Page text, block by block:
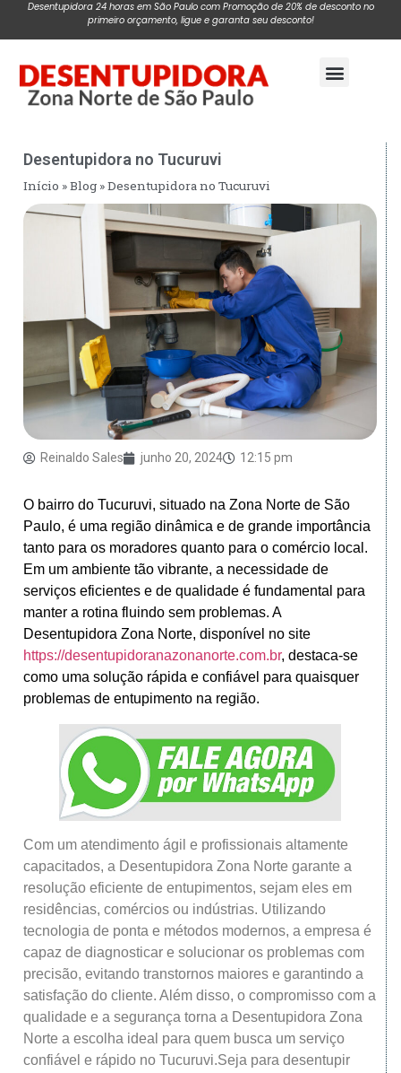
Desentupidora 24 horas em São Paulo com Promoção de 20% de desconto no
primeiro orçamento, ligue e garanta seu desconto!
Desentupidora no Tucuruvi
Início »Blog »Desentupidora no Tucuruvi
Reinaldo Sales junho 20, 2024 12:15 pm
O bairro do Tucuruvi, situado na Zona Norte de São
Paulo, é uma região dinâmica e de grande importância
tanto para os moradores quanto para o comércio local.
Em um ambiente tão vibrante, a necessidade de
serviços eficientes e de qualidade é fundamental para
manter a rotina fluindo sem problemas. A
Desentupidora Zona Norte, disponível no site
https://desentupidoranazonanorte.com.br, destaca-se
como uma solução rápida e confiável para quaisquer
problemas de entupimento na região.
Com um atendimento ágil e profissionais altamente
capacitados, a Desentupidora Zona Norte garante a
resolução eficiente de entupimentos, sejam eles em
residências, comércios ou indústrias. Utilizando
tecnologia de ponta e métodos modernos, a empresa é
capaz de diagnosticar e solucionar os problemas com
precisão, evitando transtornos maiores e garantindo a
satisfação do cliente. Além disso, o compromisso com a
qualidade e a segurança torna a Desentupidora Zona
Norte a escolha ideal para quem busca um serviço
confiável e rápido no Tucuruvi.Seja para desentupir